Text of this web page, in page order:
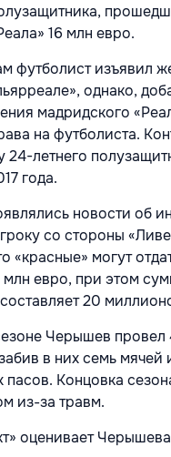
16 млн евро.
футболист изъявил
однако,
мадридского
на футболиста.
24-летнего
года.
новости об
со стороны
«красные» могут
евро, при этом
20
Черышев провел
в них семь мячей
пасов. Концовка
из-за травм.
оценивает